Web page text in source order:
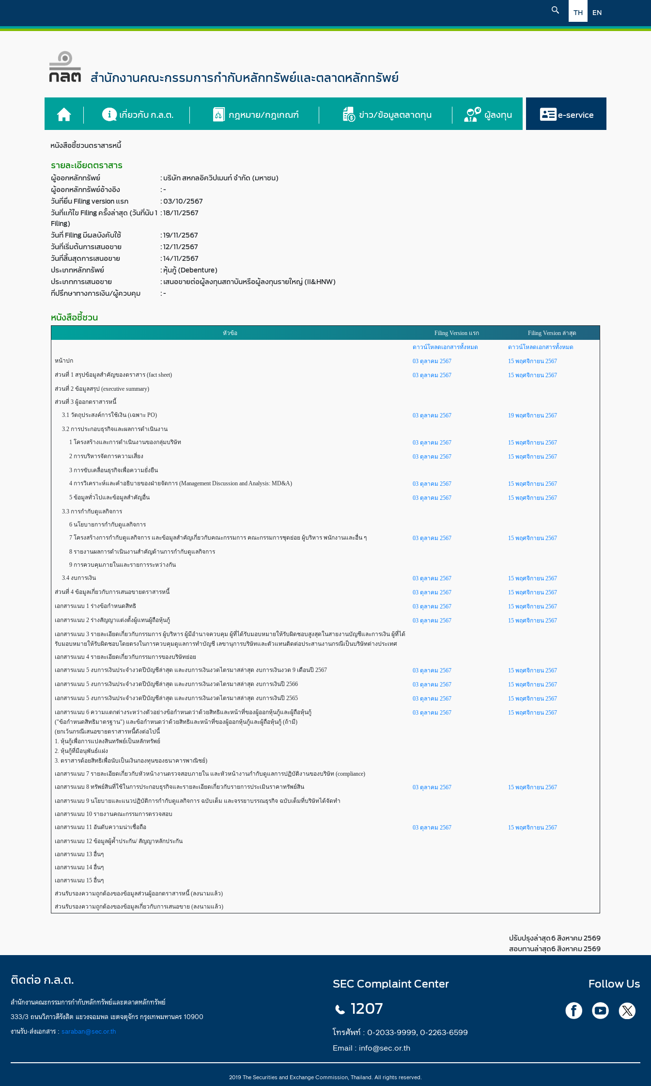
EN
TH
สำนักงานคณะกรรมการกำกับหลักทรัพย์และตลาดหลักทรัพย์
เกี่ยวกับ ก.ล.ต. กฎหมาย/กฎเกณฑ์ ข่าว/ข้อมูลตลาดทุน ผู้ลงทุน e-service
หนังสือชี้ชวนตราสารหนี้
รายละเอียดตราสาร
ผู้ออกหลักทรัพย์ :บริษัท สหกลอิควิปเมนท์ จำกัด (มหาชน)
ผู้ออกหลักทรัพย์อ้างอิง
:-
วันที่ยื่น Filing version แรก
:03/10/2567
วันที่แก้ไข Filing ครั้งล่าสุด (วันที่นับ 1
Filing)
:18/11/2567
วันที่ Filing มีผลบังคับใช้
:19/11/2567
วันที่เริ่มต้นการเสนอขาย
:12/11/2567
วันที่สิ้นสุดการเสนอขาย
:14/11/2567
ประเภทหลักทรัพย์
:หุ้นกู้ (Debenture)
ประเภทการเสนอขาย
:เสนอขายต่อผู้ลงทุนสถาบันหรือผู้ลงทุนรายใหญ่ (II&HNW)
ที่ปรึกษาทางการเงิน/ผู้ควบคุม
:-
หนังสือชี้ชวน
หัวข้อ Filing Version แรก Filing Version ล่าสุด
ดาวน์โหลดเอกสารทั้งหมด
ดาวน์โหลดเอกสารทั้งหมด
หน้าปก
03 ตุลาคม 2567
15 พฤศจิกายน 2567
ส่วนที่ 1 สรุปข้อมูลสำคัญของตราสาร (fact sheet)
03 ตุลาคม 2567
15 พฤศจิกายน 2567
ส่วนที่ 2 ข้อมูลสรุป (executive summary)
ส่วนที่ 3 ผู้ออกตราสารหนี้
3.1 วัตถุประสงค์การใช้เงิน (เฉพาะ PO)
03 ตุลาคม 2567
19 พฤศจิกายน 2567
3.2 การประกอบธุรกิจและผลการดำเนินงาน
1 โครงสร้างและการดำเนินงานของกลุ่มบริษัท
03 ตุลาคม 2567
15 พฤศจิกายน 2567
2 การบริหารจัดการความเสี่ยง
03 ตุลาคม 2567
15 พฤศจิกายน 2567
3 การขับเคลื่อนธุรกิจเพื่อความยั่งยืน
4 การวิเคราะห์และคำอธิบายของฝ่ายจัดการ (Management Discussion and Analysis: MD&A)
03 ตุลาคม 2567
15 พฤศจิกายน 2567
5 ข้อมูลทั่วไปและข้อมูลสำคัญอื่น
03 ตุลาคม 2567
15 พฤศจิกายน 2567
3.3 การกำกับดูแลกิจการ
6 นโยบายการกำกับดูแลกิจการ
7 โครงสร้างการกำกับดูแลกิจการ และข้อมูลสำคัญเกี่ยวกับคณะกรรมการ คณะกรรมการชุดย่อย ผู้บริหาร พนักงานและอื่น ๆ
03 ตุลาคม 2567
15 พฤศจิกายน 2567
8 รายงานผลการดำเนินงานสำคัญด้านการกำกับดูแลกิจการ
9 การควบคุมภายในและรายการระหว่างกัน
3.4 งบการเงิน
03 ตุลาคม 2567
15 พฤศจิกายน 2567
ส่วนที่ 4 ข้อมูลเกี่ยวกับการเสนอขายตราสารหนี้
03 ตุลาคม 2567
15 พฤศจิกายน 2567
เอกสารแนบ 1 ร่างข้อกำหนดสิทธิ
03 ตุลาคม 2567
15 พฤศจิกายน 2567
เอกสารแนบ 2 ร่างสัญญาแต่งตั้งผู้แทนผู้ถือหุ้นกู้
03 ตุลาคม 2567
15 พฤศจิกายน 2567
เอกสารแนบ 3 รายละเอียดเกี่ยวกับกรรมการ ผู้บริหาร ผู้มีอำนาจควบคุม ผู้ที่ได้รับมอบหมายให้รับผิดชอบสูงสุดในสายงานบัญชีและการเงิน ผู้ที่ได้
รับมอบหมายให้รับผิดชอบโดยตรงในการควบคุมดูแลการทำบัญชี เลขานุการบริษัทและตัวแทนติดต่อประสานงานกรณีเป็นบริษัทต่างประเทศ
เอกสารแนบ 4 รายละเอียดเกี่ยวกับกรรมการของบริษัทย่อย
เอกสารแนบ 5 งบการเงินประจำงวดปีบัญชีล่าสุด และงบการเงินงวดไตรมาสล่าสุด งบการเงินงวด 9 เดือนปี 2567
03 ตุลาคม 2567
15 พฤศจิกายน 2567
เอกสารแนบ 5 งบการเงินประจำงวดปีบัญชีล่าสุด และงบการเงินงวดไตรมาสล่าสุด งบการเงินปี 2566
03 ตุลาคม 2567
15 พฤศจิกายน 2567
เอกสารแนบ 5 งบการเงินประจำงวดปีบัญชีล่าสุด และงบการเงินงวดไตรมาสล่าสุด งบการเงินปี 2565
03 ตุลาคม 2567
15 พฤศจิกายน 2567
เอกสารแนบ 6 ความแตกต่างระหว่างตัวอย่างข้อกำหนดว่าด้วยสิทธิและหน้าที่ของผู้ออกหุ้นกู้และผู้ถือหุ้นกู้
("ข้อกำหนดสิทธิมาตรฐาน") และข้อกำหนดว่าด้วยสิทธิและหน้าที่ของผู้ออกหุ้นกู้และผู้ถือหุ้นกู้ (ถ้ามี)
(ยกเว้นกรณีเสนอขายตราสารหนี้ดังต่อไปนี้
1. หุ้นกู้เพื่อการแปลงสินทรัพย์เป็นหลักทรัพย์
2. หุ้นกู้ที่มีอนุพันธ์แฝง
3. ตราสารด้อยสิทธิเพื่อนับเป็นเงินกองทุนของธนาคารพาณิชย์)
03 ตุลาคม 2567 15 พฤศจิกายน 2567
เอกสารแนบ 7 รายละเอียดเกี่ยวกับหัวหน้างานตรวจสอบภายใน และหัวหน้างานกำกับดูแลการปฏิบัติงานของบริษัท (compliance)
เอกสารแนบ 8 ทรัพย์สินที่ใช้ในการประกอบธุรกิจและรายละเอียดเกี่ยวกับรายการประเมินราคาทรัพย์สิน
03 ตุลาคม 2567
15 พฤศจิกายน 2567
เอกสารแนบ 9 นโยบายและแนวปฏิบัติการกำกับดูแลกิจการ ฉบับเต็ม และจรรยาบรรณธุรกิจ ฉบับเต็มที่บริษัทได้จัดทำ
เอกสารแนบ 10 รายงานคณะกรรมการตรวจสอบ
เอกสารแนบ 11 อันดับความน่าเชื่อถือ
03 ตุลาคม 2567
15 พฤศจิกายน 2567
เอกสารแนบ 12 ข้อมูลผู้ค้ำประกัน/ สัญญาหลักประกัน
เอกสารแนบ 13 อื่นๆ
เอกสารแนบ 14 อื่นๆ
เอกสารแนบ 15 อื่นๆ
ส่วนรับรองความถูกต้องของข้อมูลส่วนผู้ออกตราสารหนี้ (ลงนามแล้ว)
ส่วนรับรองความถูกต้องของข้อมูลเกี่ยวกับการเสนอขาย (ลงนามแล้ว)
ปรับปรุงล่าสุด6 สิงหาคม 2569
สอบทานล่าสุด6 สิงหาคม 2569
ติดต่อ ก.ล.ต.
สำนักงานคณะกรรมการกำกับหลักทรัพย์และตลาดหลักทรัพย์
333/3 ถนนวิภาวดีรังสิต แขวงจอมพล เขตจตุจักร กรุงเทพมหานคร 10900
งานรับ-ส่งเอกสาร : saraban@sec.or.th
SEC Complaint Center
1207
โทรศัพท์ : 0-2033-9999, 0-2263-6599
Email : info@sec.or.th
Follow Us
2019 The Securities and Exchange Commission, Thailand. All rights reserved.